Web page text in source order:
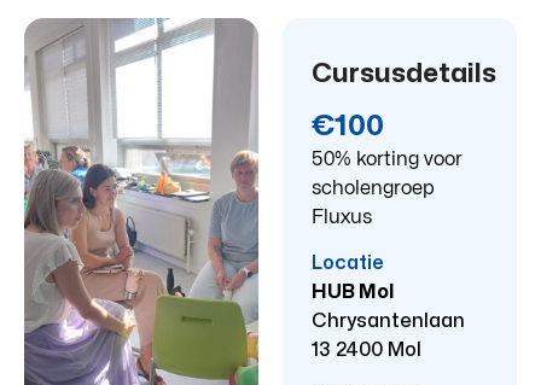
Cursusdetails
€100
50% korting voor
scholengroep
Fluxus
Locatie
HUB Mol
Chrysantenlaan
13 2400 Mol